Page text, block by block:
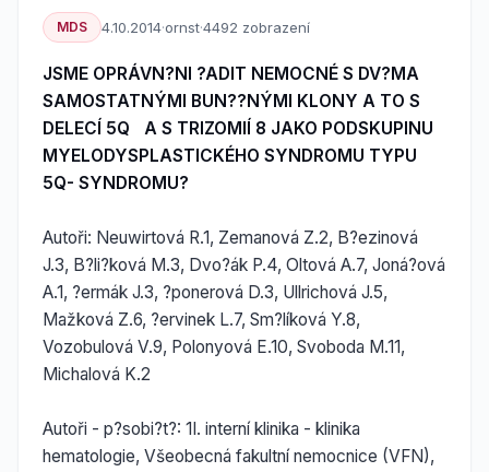
MDS 4.10.2014·ornst·4492 zobrazení
JSME OPRÁVN?NI ?ADIT NEMOCNÉ S DV?MA
SAMOSTATNÝMI BUN??NÝMI KLONY A TO S
DELECÍ 5Q A S TRIZOMIÍ 8 JAKO PODSKUPINU
MYELODYSPLASTICKÉHO SYNDROMU TYPU
5Q- SYNDROMU?
Autoři: Neuwirtová R.1, Zemanová Z.2, B?ezinová
J.3, B?li?ková M.3, Dvo?ák P.4, Oltová A.7, Joná?ová
A.1, ?ermák J.3, ?ponerová D.3, Ullrichová J.5,
Mažková Z.6, ?ervinek L.7, Sm?líková Y.8,
Vozobulová V.9, Polonyová E.10, Svoboda M.11,
Michalová K.2
Autoři - p?sobi?t?: 1I. interní klinika - klinika
hematologie, Všeobecná fakultní nemocnice (VFN),